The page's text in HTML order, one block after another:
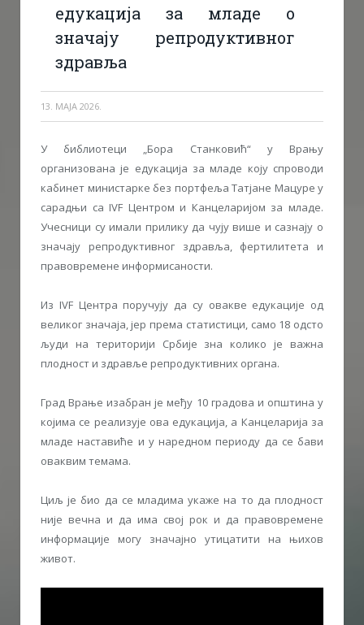
едукација за младе о
значају репродуктивног
здравља
13. МАЈА 2026.
У библиотеци „Бора Станковић“ у Врању
организована је едукација за младе коју спроводи
кабинет министарке без портфеља Татјане Мацуре у
сарадњи са IVF Центром и Канцеларијом за младе.
Учесници су имали прилику да чују више и сазнају о
значају репродуктивног здравља, фертилитета и
правовремене информисаности.
Из IVF Центра поручују да су овакве едукације од
великог значаја, јер према статистици, само 18 одсто
људи на територији Србије зна колико је важна
плодност и здравље репродуктивних органа.
Град Врање изабран је међу 10 градова и општина у
којима се реализује ова едукација, а Канцеларија за
младе наставиће и у наредном периоду да се бави
оваквим темама.
Циљ је био да се младима укаже на то да плодност
није вечна и да има свој рок и да правовремене
информације могу значајно утицатити на њихов
живот.